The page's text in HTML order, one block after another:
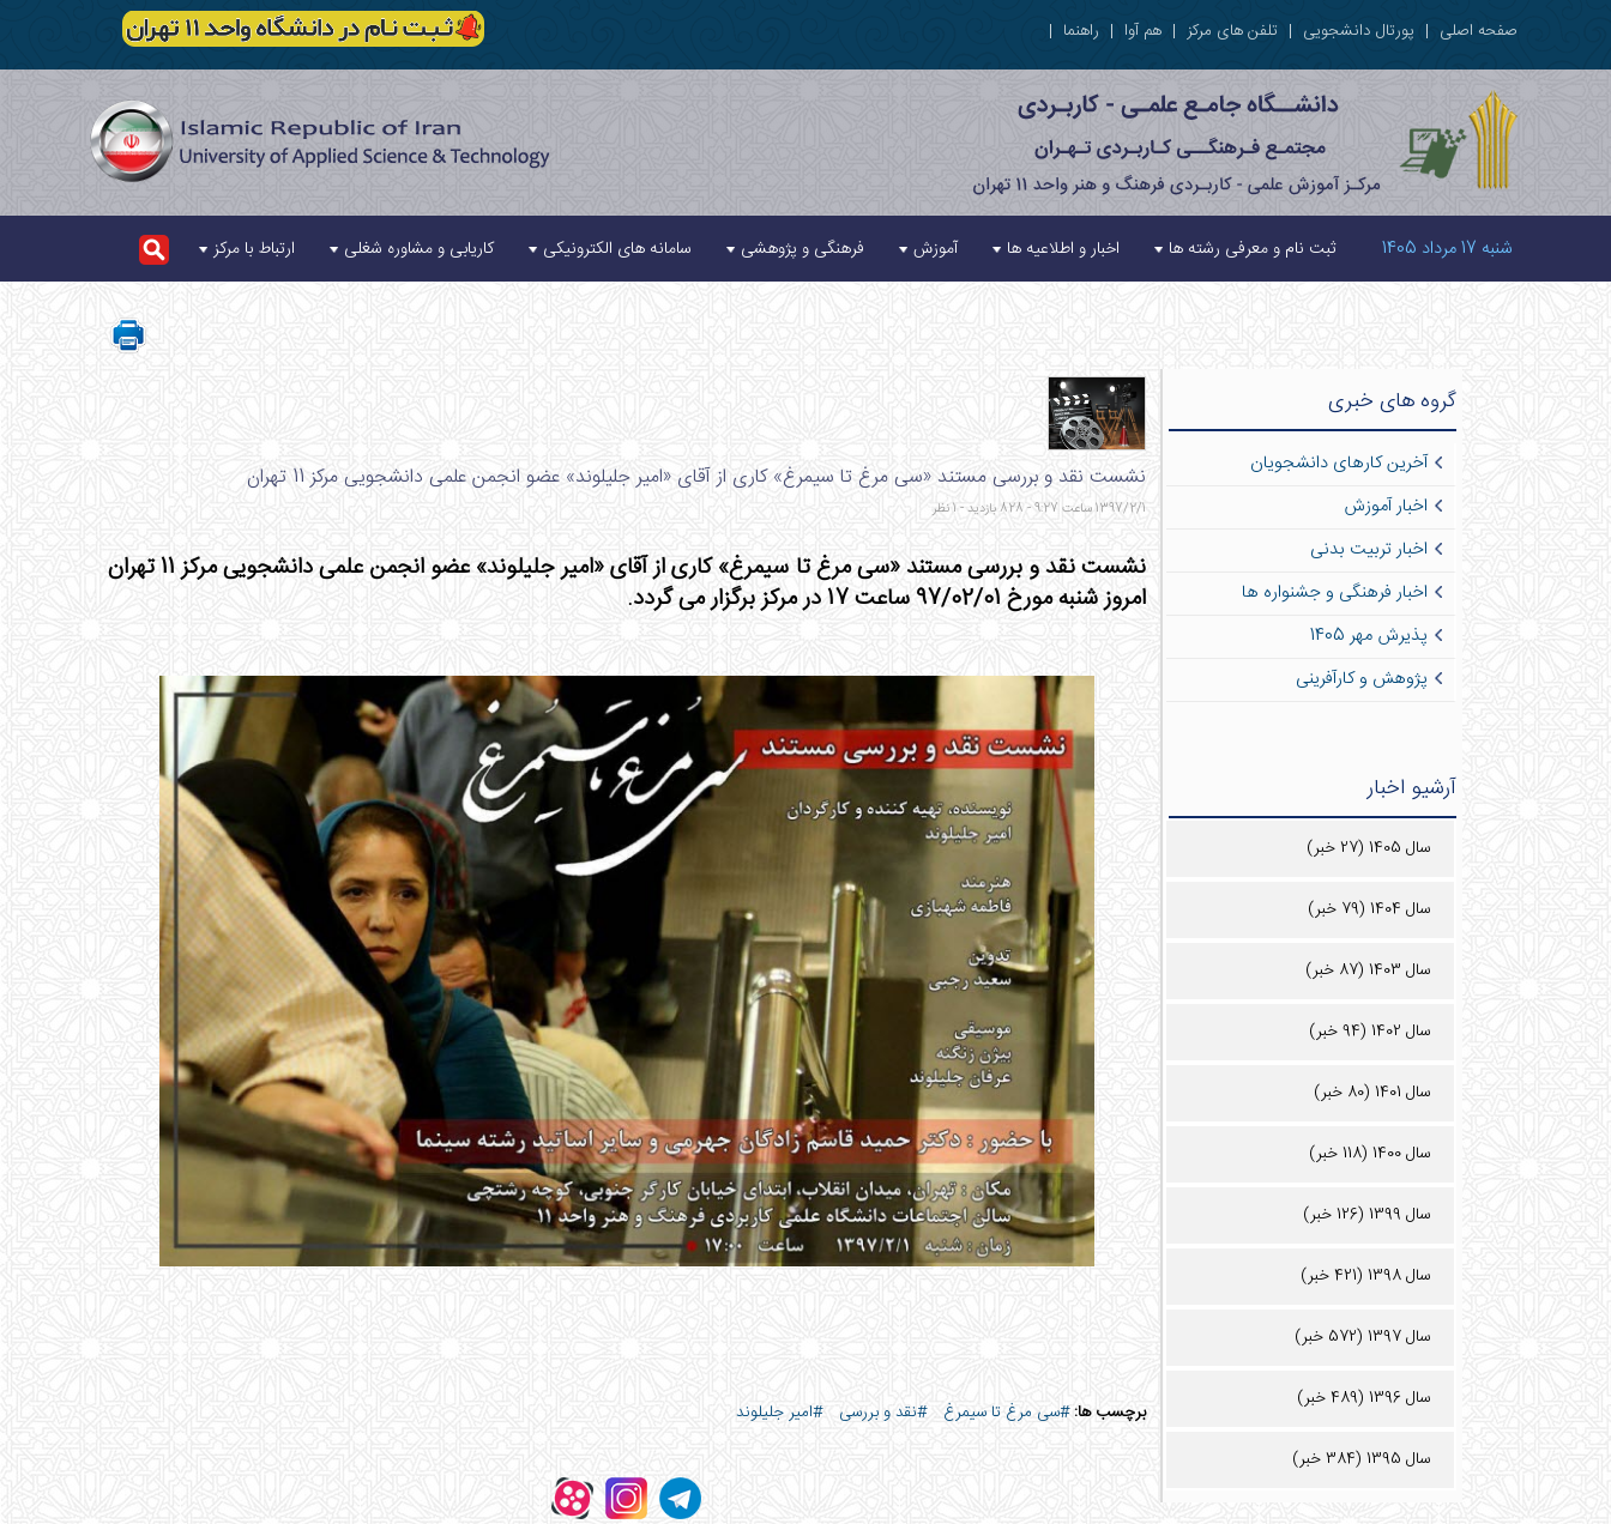
صفحه اصلی | پورتال دانشجویی | تلفن های مرکز | هم آوا | راهنما |
شنبه 17 مرداد 1405 ثبت نام و معرفی رشته ها اخبار و اطلاعیه ها آموزش فرهنگی و پژوهشی سامانه های الکترونیکی کاریابی و مشاوره شغلی ارتباط با مرکز
گروه های خبری
آخرین کارهای دانشجویان
اخبار آموزش
اخبار تربیت بدنی
اخبار فرهنگی و جشنواره ها
پذیرش مهر 1405
پژوهش و کارآفرینی
آرشیو اخبار
سال 1405 (27 خبر)
سال 1404 (79 خبر)
سال 1403 (87 خبر)
سال 1402 (94 خبر)
سال 1401 (80 خبر)
سال 1400 (118 خبر)
سال 1399 (126 خبر)
سال 1398 (421 خبر)
سال 1397 (572 خبر)
سال 1396 (489 خبر)
سال 1395 (384 خبر)
نشست نقد و بررسی مستند «سی مرغ تا سیمرغ» کاری از آقای «امیر جلیلوند» عضو انجمن علمی دانشجویی مرکز 11 تهران
1397/2/1 ساعت 9:27 - 828 بازدید - 1 نظر
نشست نقد و بررسی مستند «سی مرغ تا سیمرغ» کاری از آقای «امیر جلیلوند» عضو انجمن علمی دانشجویی مرکز 11 تهران
امروز شنبه مورخ 97/02/01 ساعت 17 در مرکز برگزار می گردد.
برچسب ها:#سی مرغ تا سیمرغ #نقد و بررسی #امیر جلیلوند